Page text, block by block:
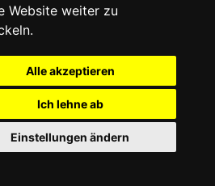
Website weiter zu
Alle akzeptieren
Ich lehne ab
Einstellungen ändern
metropole ruhr | 2026/27 | Letzte
07. August 2026, 17:30 Uhr